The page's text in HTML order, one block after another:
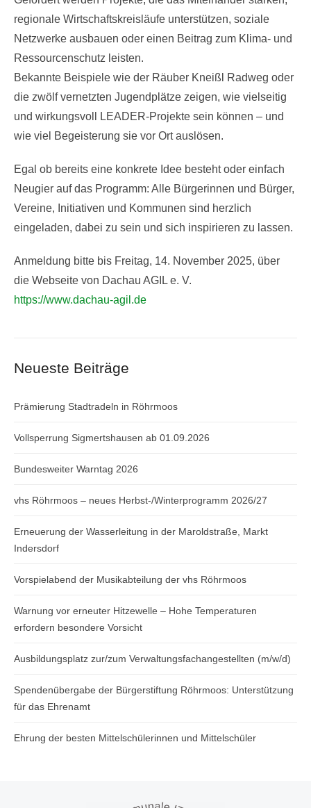
regionale Wirtschaftskreisläufe unterstützen, soziale
Netzwerke ausbauen oder einen Beitrag zum Klima- und
Ressourcenschutz leisten.
Bekannte Beispiele wie der Räuber Kneißl Radweg oder
die zwölf vernetzten Jugendplätze zeigen, wie vielseitig
und wirkungsvoll LEADER-Projekte sein können – und
wie viel Begeisterung sie vor Ort auslösen.
Egal ob bereits eine konkrete Idee besteht oder einfach
Neugier auf das Programm: Alle Bürgerinnen und Bürger,
Vereine, Initiativen und Kommunen sind herzlich
eingeladen, dabei zu sein und sich inspirieren zu lassen.
Anmeldung bitte bis Freitag, 14. November 2025, über
die Webseite von Dachau AGIL e. V.
https://www.dachau-agil.de
Neueste Beiträge
Prämierung Stadtradeln in Röhrmoos
Vollsperrung Sigmertshausen ab 01.09.2026
Bundesweiter Warntag 2026
vhs Röhrmoos – neues Herbst-/Winterprogramm 2026/27
Erneuerung der Wasserleitung in der Maroldstraße, Markt
Indersdorf
Vorspielabend der Musikabteilung der vhs Röhrmoos
Warnung vor erneuter Hitzewelle – Hohe Temperaturen
erfordern besondere Vorsicht
Ausbildungsplatz zur/zum Verwaltungsfachangestellten (m/w/d)
Spendenübergabe der Bürgerstiftung Röhrmoos: Unterstützung
für das Ehrenamt
Ehrung der besten Mittelschülerinnen und Mittelschüler